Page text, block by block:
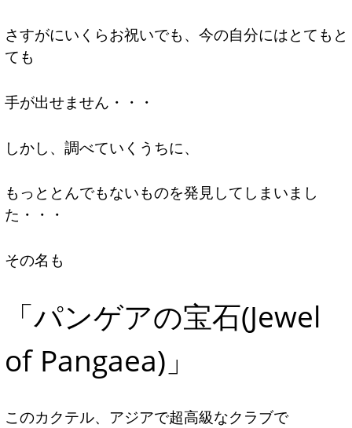
さすがにいくらお祝いでも、今の自分にはとてもと
ても
手が出せません・・・
しかし、調べていくうちに、
もっととんでもないものを発見してしまいまし
た・・・
その名も
「パンゲアの宝石(Jewel
of Pangaea)」
このカクテル、アジアで超高級なクラブで